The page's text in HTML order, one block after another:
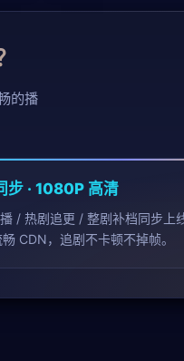
的播
步 · 1080P 高清
/ 热剧追更 / 整剧补档同步上
CDN，追剧不卡顿不掉帧。